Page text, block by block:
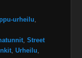
urheilu,
,Street
,Urheilu,